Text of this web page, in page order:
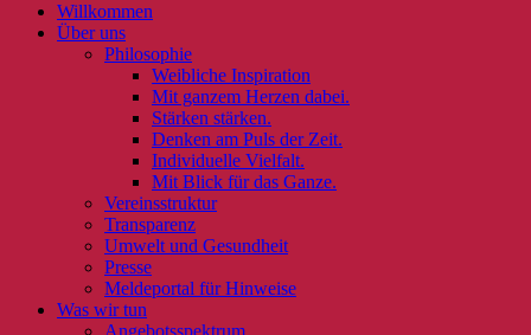
Willkommen
Über uns
Philosophie
Weibliche Inspiration
Mit ganzem Herzen dabei.
Stärken stärken.
Denken am Puls der Zeit.
Individuelle Vielfalt.
Mit Blick für das Ganze.
Vereinsstruktur
Transparenz
Umwelt und Gesundheit
Presse
Meldeportal für Hinweise
Was wir tun
Angebotsspektrum